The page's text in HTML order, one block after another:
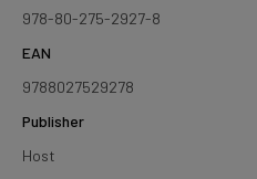
978-80-275-2927-8
EAN
9788027529278
Publisher
Host